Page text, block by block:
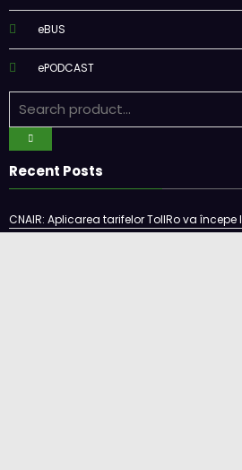
eBUS
ePODCAST
Recent Posts
CNAIR: Aplicarea tarifelor TollRo va începe
Alba Iulia caută operator pentru